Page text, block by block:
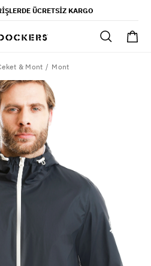
ÜCRETSIZ KARGO
& Mont Mont